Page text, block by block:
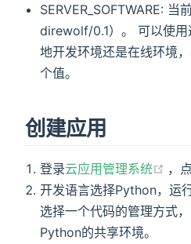
SERVER_SOFTWARE:
direwolf/0.1）。 可以使
地开发环境还是在线环境
个值。
创建应用
登录云应用管理系统
，
开发语言选择Python，运
选择一个代码的管理方式
Python的共享环境。